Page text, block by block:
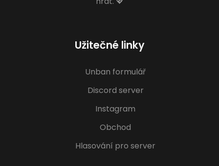
Užitečné linky
Unban formulář
Discord server
Instagram
Obchod
Hlasování pro server